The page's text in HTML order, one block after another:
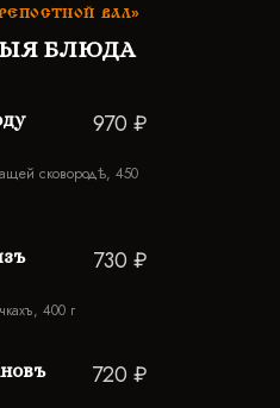
ВАЛ»
БЛЮДА
970 ₽
сковородѣ, 450
730 ₽
400 г
720 ₽